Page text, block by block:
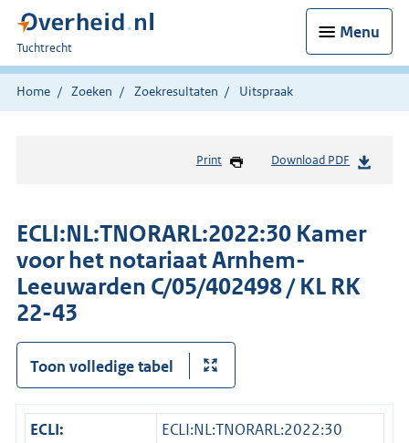
Menu
U
bent
hier:
Tuchtrecht
Home Zoeken Zoekresultaten Uitspraak
Print Download PDF
ECLI:NL:TNORARL:2022:30 Kamer
voor het notariaat Arnhem-
Leeuwarden C/05/402498 / KL RK
22-43
Toon volledige tabel
ECLI:
ECLI:NL:TNORARL:2022:30